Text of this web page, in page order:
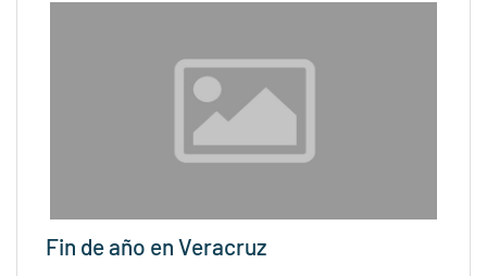
Fin de año en Veracruz